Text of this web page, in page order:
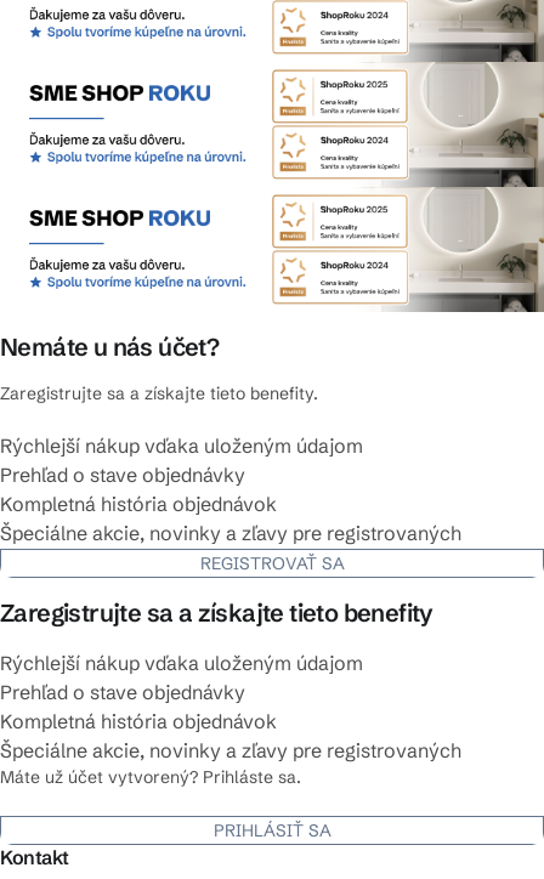
Nemáte u nás účet?
Zaregistrujte sa a získajte tieto benefity.
Rýchlejší nákup vďaka uloženým údajom
Prehľad o stave objednávky
Kompletná história objednávok
Špeciálne akcie, novinky a zľavy pre registrovaných
REGISTROVAŤ SA
Zaregistrujte sa a získajte tieto benefity
Rýchlejší nákup vďaka uloženým údajom
Prehľad o stave objednávky
Kompletná história objednávok
Špeciálne akcie, novinky a zľavy pre registrovaných
Máte už účet vytvorený? Prihláste sa.
PRIHLÁSIŤ SA
Kontakt